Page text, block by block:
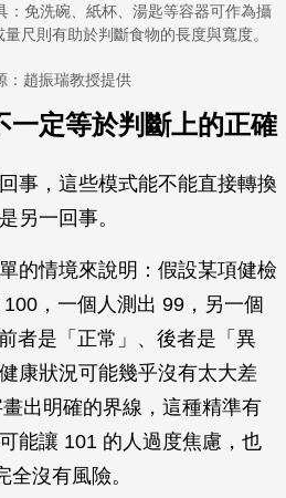
：免洗碗、紙杯、湯匙等容器可作為攝
尺則有助於判斷食物的長度與寬度。
：趙振瑞教授提供
一定等於判斷上的正確
事，這些模式能不能直接轉換
另一回事。
的情境來說明：假設某項健檢
，一個人測出 99，另一個
者是「正常」、後者是「異
康狀況可能幾乎沒有太大差
出明確的界線，這種精準有
能讓 101 的人過度焦慮，也
全沒有風險。